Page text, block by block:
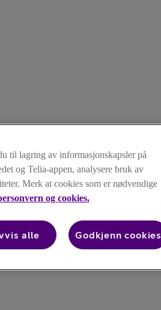
til lagring av informasjonskapsler på
og Telia-appen, analysere bruk av
Merk at cookies som er nødvendige
og cookies.
alle Godkjenn cookies